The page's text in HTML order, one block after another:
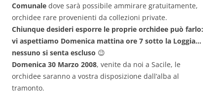
Comunale dove sarà possibile ammirare gratuitamente,
orchidee rare provenienti da collezioni private.
Chiunque desideri esporre le proprie orchidee può farlo:
vi aspettiamo Domenica mattina ore 7 sotto la Loggia…
nessuno si senta escluso 😉
Domenica 30 Marzo 2008, venite da noi a Sacile, le
orchidee saranno a vostra disposizione dall’alba al
tramonto.